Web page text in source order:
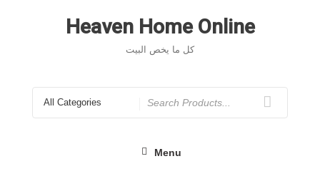
Heaven Home Online
كل ما يخص البيت
for
Menu